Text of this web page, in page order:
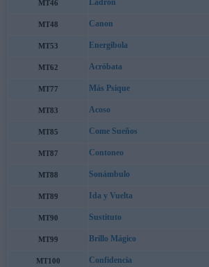
MT46 Ladrón
MT48 Canon
MT53 Energibola
MT62 Acróbata
MT77 Más Psique
MT83 Acoso
MT85 Come Sueños
MT87 Contoneo
MT88 Sonámbulo
MT89 Ida y Vuelta
MT90 Sustituto
MT99 Brillo Mágico
MT100 Confidencia